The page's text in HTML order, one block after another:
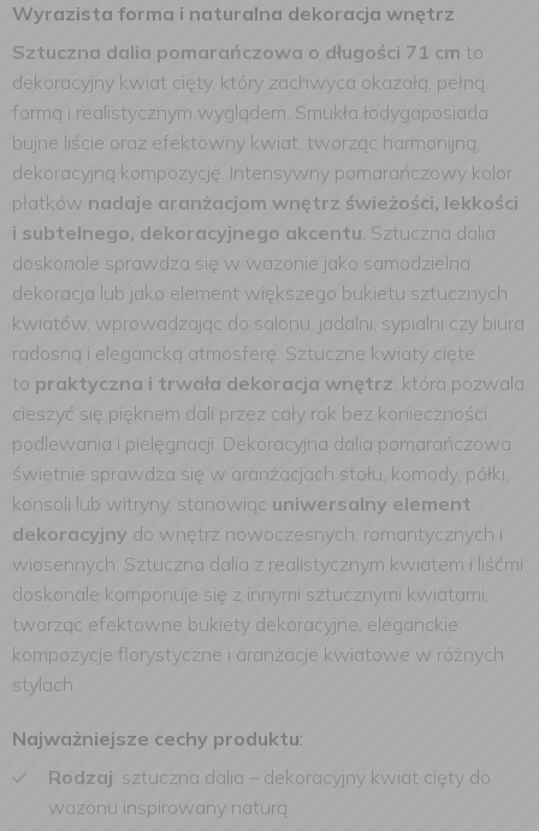
Wyrazista forma i naturalna dekoracja wnętrz
Sztuczna dalia pomarańczowa o długości 71 cm to
dekoracyjny kwiat cięty, który zachwyca okazałą, pełną
formą i realistycznym wyglądem. Smukła łodygaposiada
bujne liście oraz efektowny kwiat, tworząc harmonijną,
dekoracyjną kompozycję. Intensywny pomarańczowy kolor
płatków nadaje aranżacjom wnętrz świeżości, lekkości
i subtelnego, dekoracyjnego akcentu. Sztuczna dalia
doskonale sprawdza się w wazonie jako samodzielna
dekoracja lub jako element większego bukietu sztucznych
kwiatów, wprowadzając do salonu, jadalni, sypialni czy biura
radosną i elegancką atmosferę. Sztuczne kwiaty cięte
to praktyczna i trwała dekoracja wnętrz, która pozwala
cieszyć się pięknem dali przez cały rok bez konieczności
podlewania i pielęgnacji. Dekoracyjna dalia pomarańczowa
świetnie sprawdza się w aranżacjach stołu, komody, półki,
konsoli lub witryny, stanowiąc uniwersalny element
dekoracyjny do wnętrz nowoczesnych, romantycznych i
wiosennych. Sztuczna dalia z realistycznym kwiatem i liśćmi
doskonale komponuje się z innymi sztucznymi kwiatami,
tworząc efektowne bukiety dekoracyjne, eleganckie
kompozycje florystyczne i aranżacje kwiatowe w różnych
stylach.
Najważniejsze cechy produktu:
Rodzaj: sztuczna dalia – dekoracyjny kwiat cięty do
wazonu inspirowany naturą